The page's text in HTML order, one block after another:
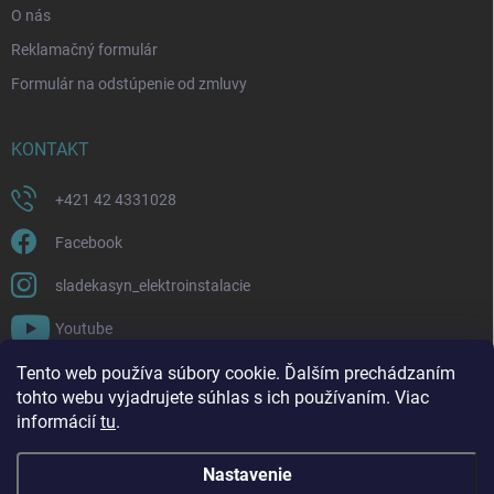
Tento web používa súbory cookie. Ďalším prechádzaním
tohto webu vyjadrujete súhlas s ich používaním. Viac
informácií tu.
Nastavenie
O nás
Reklamačný formulár
Formulár na odstúpenie od zmluvy
KONTAKT
+421 42 4331028
Facebook
sladekasyn_elektroinstalacie
Youtube
FACEBOOK